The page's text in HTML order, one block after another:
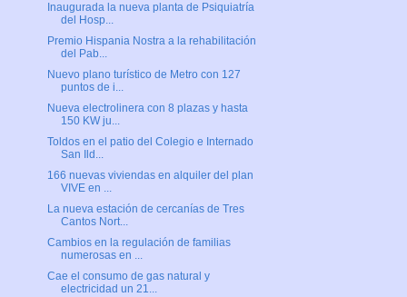
Inaugurada la nueva planta de Psiquiatría
del Hosp...
Premio Hispania Nostra a la rehabilitación
del Pab...
Nuevo plano turístico de Metro con 127
puntos de i...
Nueva electrolinera con 8 plazas y hasta
150 KW ju...
Toldos en el patio del Colegio e Internado
San Ild...
166 nuevas viviendas en alquiler del plan
VIVE en ...
La nueva estación de cercanías de Tres
Cantos Nort...
Cambios en la regulación de familias
numerosas en ...
Cae el consumo de gas natural y
electricidad un 21...